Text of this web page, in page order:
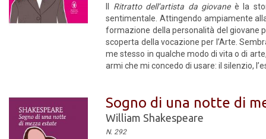
Ritratto dell’artista da giovaneè la
sentimentale. Attingendo ampiamente
formazione della personalità del giovane
scoperta della vocazione per l’Arte.
me stesso in qualche modo di vita o di
armi che mi concedo di usare: il silenzio,
Sogno di una notte di
William Shakespeare
N. 292